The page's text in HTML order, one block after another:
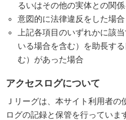
るいはその他の実体との関
意図的に法律違反をした場合
上記各項目のいずれかに該
いる場合を含む）を助長す
む）があった場合
アクセスログについて
Ｊリーグは、本サイト利用者
ログの記録と保管を行っていま